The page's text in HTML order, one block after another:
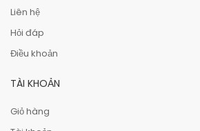
Liên hệ
Hỏi đáp
Điều khoản
TÀI KHOẢN
Giỏ hàng